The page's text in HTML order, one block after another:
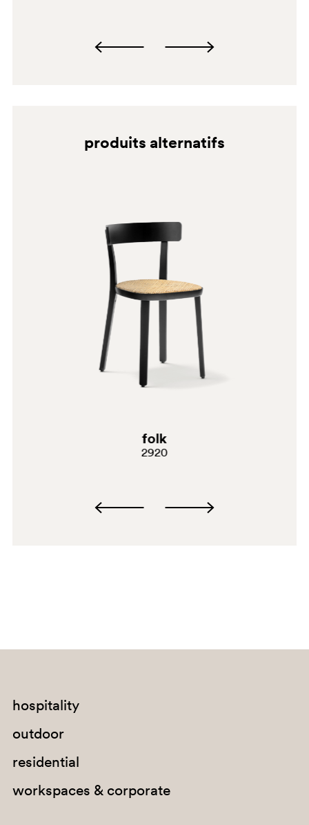
produits alternatifs
folk
2920
hospitality
outdoor
residential
workspaces & corporate